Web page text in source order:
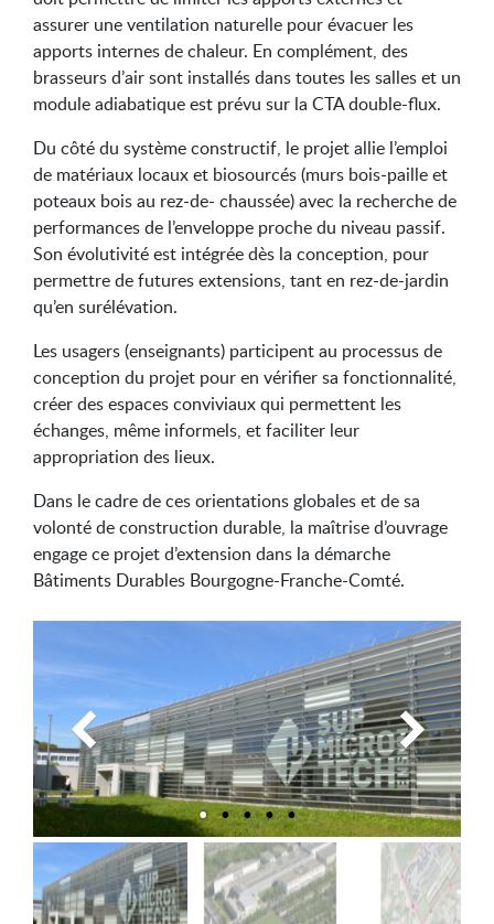
assurer une ventilation naturelle pour évacuer les
apports internes de chaleur. En complément, des
brasseurs d’air sont installés dans toutes les salles et un
module adiabatique est prévu sur la CTA double-flux.
Du côté du système constructif, le projet allie l’emploi
de matériaux locaux et biosourcés (murs bois-paille et
poteaux bois au rez-de- chaussée) avec la recherche de
performances de l’enveloppe proche du niveau passif.
Son évolutivité est intégrée dès la conception, pour
permettre de futures extensions, tant en rez-de-jardin
qu’en surélévation.
Les usagers (enseignants) participent au processus de
conception du projet pour en vérifier sa fonctionnalité,
créer des espaces conviviaux qui permettent les
échanges, même informels, et faciliter leur
appropriation des lieux.
Dans le cadre de ces orientations globales et de sa
volonté de construction durable, la maîtrise d’ouvrage
engage ce projet d’extension dans la démarche
Bâtiments Durables Bourgogne-Franche-Comté.